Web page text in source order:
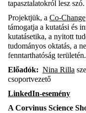
tapasztalatokról lesz szó.
Projektjük, a Co-Change
támogatja a kutatási és
kutatásetika, a nyitott
tudományos oktatás, a
fenntarthatóság területén.
Előadók: Nina Rilla
csoportvezető
LinkedIn-esemény
A Corvinus Science